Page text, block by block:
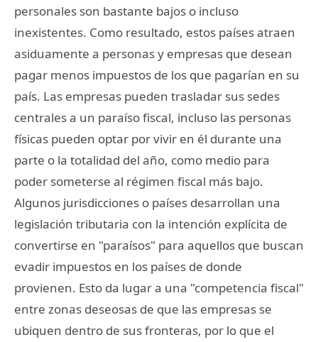
personales son bastante bajos o incluso
inexistentes. Como resultado, estos países atraen
asiduamente a personas y empresas que desean
pagar menos impuestos de los que pagarían en su
país. Las empresas pueden trasladar sus sedes
centrales a un paraíso fiscal, incluso las personas
físicas pueden optar por vivir en él durante una
parte o la totalidad del año, como medio para
poder someterse al régimen fiscal más bajo.
Algunos jurisdicciones o países desarrollan una
legislación tributaria con la intención explícita de
convertirse en "paraísos" para aquellos que buscan
evadir impuestos en los países de donde
provienen. Esto da lugar a una "competencia fiscal"
entre zonas deseosas de que las empresas se
ubiquen dentro de sus fronteras, por lo que el